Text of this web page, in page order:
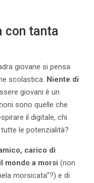
con tanta
giovane si pensa
scolastica. Niente di
giovani è un
sono quelle che
il digitale, chi
le potenzialità?
carico di
mondo a morsi (non
morsicata”?) e di